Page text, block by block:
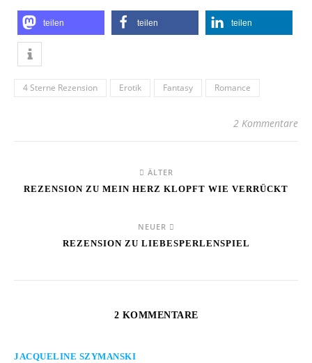
teilen teilen teilen
4 Sterne Rezension Erotik Fantasy Romance
2 Kommentare
ÄLTER
REZENSION ZU MEIN HERZ KLOPFT WIE VERRÜCKT
NEUER
REZENSION ZU LIEBESPERLENSPIEL
2 KOMMENTARE
JACQUELINE SZYMANSKI